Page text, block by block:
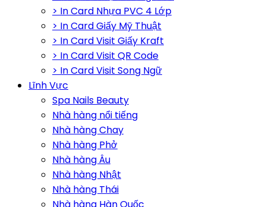
> In Card Nhựa PVC 4 Lớp
> In Card Giấy Mỹ Thuật
> In Card Visit Giấy Kraft
> In Card Visit QR Code
> In Card Visit Song Ngữ
Lĩnh Vực
Spa Nails Beauty
Nhà hàng nổi tiếng
Nhà hàng Chay
Nhà hàng Phở
Nhà hàng Âu
Nhà hàng Nhật
Nhà hàng Thái